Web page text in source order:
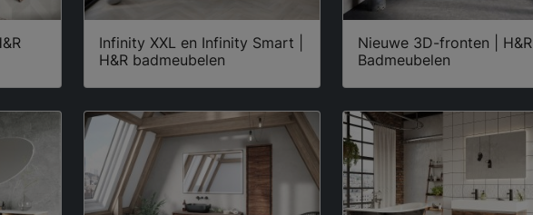
Infinity XXL en Infinity Smart |
H&R badmeubelen
Nieuwe 3D-fronten | H&R
Badmeubelen